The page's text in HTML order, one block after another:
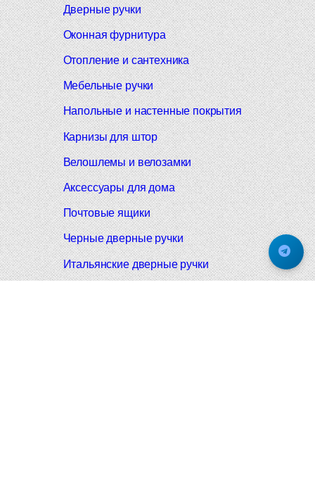
Дверные ручки
Оконная фурнитура
Отопление и сантехника
Мебельные ручки
Напольные и настенные покрытия
Карнизы для штор
Велошлемы и велозамки
Аксессуары для дома
Почтовые ящики
Черные дверные ручки
Итальянские дверные ручки